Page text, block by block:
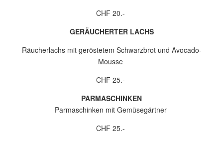
CHF 20.-
GERÄUCHERTER LACHS
Räucherlachs mit geröstetem Schwarzbrot und Avocado-
Mousse
CHF 25.-
PARMASCHINKEN
Parmaschinken mit Gemüsegärtner
CHF 25.-